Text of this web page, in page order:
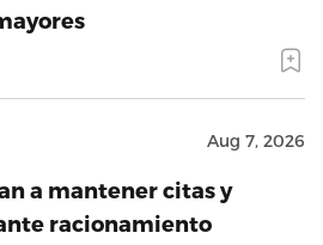
Aug 7, 2026
a mantener citas y
racionamiento